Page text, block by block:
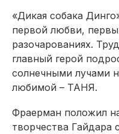
«Дикая собака
первой любви,
разочарованиях.
главный герой
солнечными лучами
любимой – ТАНЯ.
Фраерман положил
творчества Гайдара